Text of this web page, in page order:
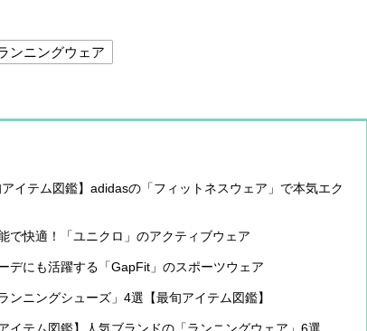
ンニングウェア
イテム図鑑】adidasの「フィットネスウェア」で本気エク
で快適！「ユニクロ」のアクティブウェア
デにも活躍する「GapFit」のスポーツウェア
ンニングシューズ」4選【最旬アイテム図鑑】